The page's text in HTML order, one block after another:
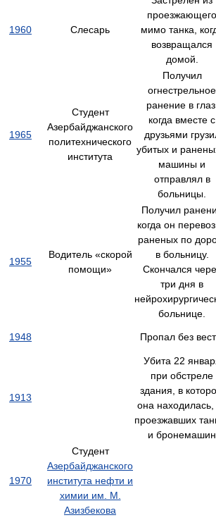
1960 Слесарь
проезжающего
мимо танка,
возвращался
домой.
1965
Студент
Азербайджанского
политехнического
института
Получил
огнестрельное
ранение в
когда вместе с
друзьями
убитых и
машины и
отправлял в
больницы.
1955
Водитель «скорой
помощи»
Получил
когда он
раненых по
в больницу.
Скончался
три дня в
больнице.
1948 Пропал без
1913
Убита 22
при обстреле
здания, в
она находилась,
проезжавших
и бронемашин
1970
Студент
Азербайджанского
института нефти и
химии им. М.
Азизбекова